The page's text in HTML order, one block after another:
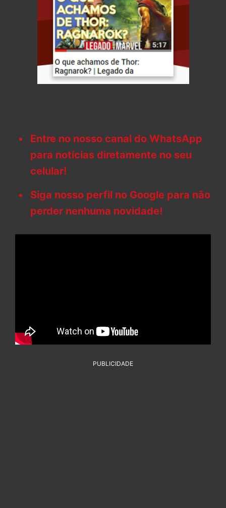
Entre no nosso canal do WhatsApp
para notícias diretamente no seu
celular!
Siga nosso perfil no Google para não
perder nenhuma novidade!
PUBLICIDADE